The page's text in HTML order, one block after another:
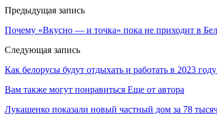
Предыдущая запись
Почему «Вкусно — и точка» пока не приходит в
Следующая запись
Как белорусы будут отдыхать и работать в 2023
Вам также могут понравиться Еще от автора
Лукашенко показали новый частный дом за 78